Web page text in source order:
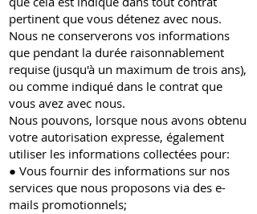
pertinent que vous détenez avec nous.
Nous ne conserverons vos informations
que pendant la durée raisonnablement
requise (jusqu'à un maximum de trois ans),
ou comme indiqué dans le contrat que
vous avez avec nous.
Nous pouvons, lorsque nous avons obtenu
votre autorisation expresse, également
utiliser les informations collectées pour:
● Vous fournir des informations sur nos
services que nous proposons via des e-
mails promotionnels;